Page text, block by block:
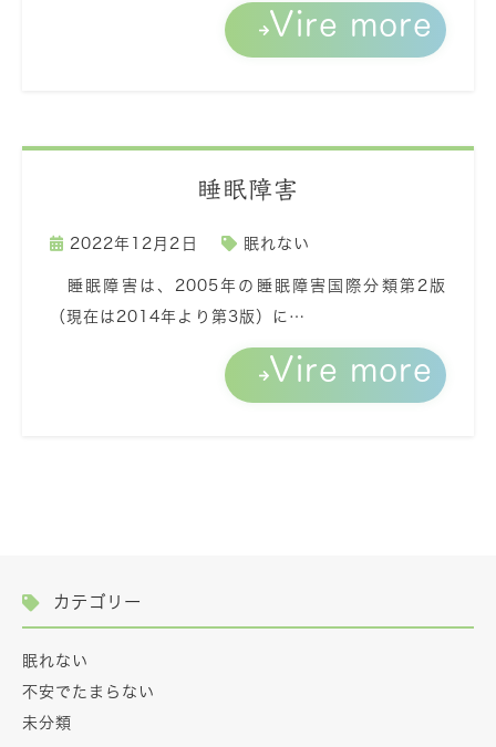
Vire more
睡眠障害
2022年12月2日 眠れない
睡眠障害は、2005年の睡眠障害国際分類第2版
（現在は2014年より第3版）に…
Vire more
カテゴリー
眠れない
不安でたまらない
未分類